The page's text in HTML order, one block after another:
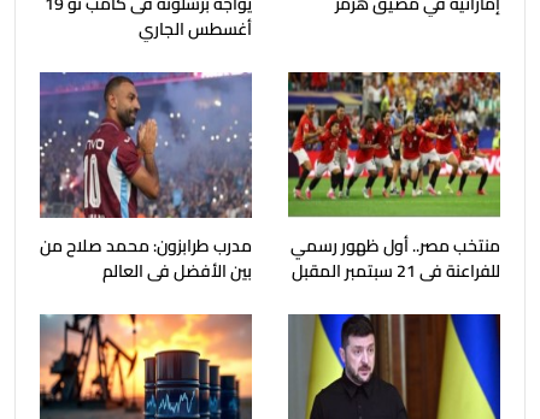
أغسطس الجاري
منتخب مصر.. أول ظهور رسمي
للفراعنة فى 21 سبتمبر المقبل
مدرب طرابزون: محمد صلاح من
بين الأفضل فى العالم